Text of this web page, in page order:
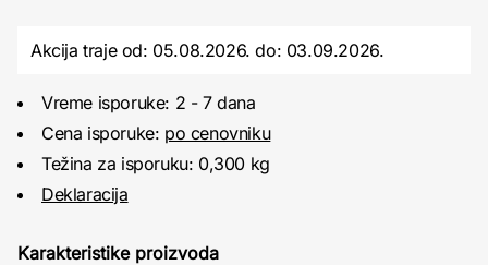
Akcija traje od: 05.08.2026.do: 03.09.2026.
Vreme isporuke: 2 - 7 dana
Cena isporuke: po cenovniku
Težina za isporuku: 0,300 kg
Deklaracija
Karakteristike proizvoda